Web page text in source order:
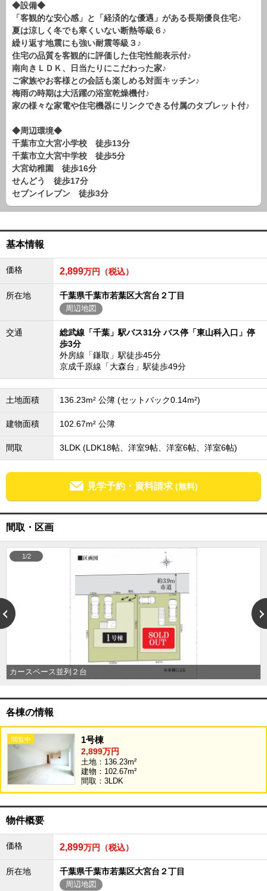
◆設備◆
「客観的な安心感」と「経済的な優遇」がある長期優良住宅♪
夏は涼しく冬でも寒くいない断熱等級６♪
繰り返す地震にも強い耐震等級３♪
住宅の品質を客観的に評価した住宅性能表示付♪
南向きＬＤＫ、日当たりにこだわった家♪
ご家族やお客様との会話も楽しめる対面キッチン♪
梅雨の時期は大活躍の浴室乾燥機付♪
家の様々な家電や住宅機器にリンクできる付属のタブレット付♪
◆周辺環境◆
千葉市立大宮小学校 徒歩13分
千葉市立大宮中学校 徒歩5分
大宮幼稚園 徒歩16分
せんどう 徒歩17分
セブンイレブン 徒歩3分
基本情報
価格 2,899万円（税込）
所在地 千葉県千葉市若葉区大宮台２丁目
周辺地図
交通
総武線「千葉」駅バス31分 バス停「東山科入口」停
歩3分
外房線「鎌取」駅徒歩45分
京成千原線「大森台」駅徒歩49分
土地面積 136.23m² 公簿 (セットバック0.14m²)
建物面積 102.67m² 公簿
間取 3LDK (LDK18帖、洋室9帖、洋室6帖、洋室6帖)
見学予約・資料請求 (無料)
間取・区画
カースペース並列２台
1/2
各棟の情報
1号棟
2,899万円
土地：136.23m²
建物：102.67m²
間取：3LDK
物件概要
価格 2,899万円（税込）
所在地 千葉県千葉市若葉区大宮台２丁目
周辺地図
プライバシーポリシー
物件検索
新築一戸建
エリアから探す
路線から探す
エリアから探す
路線から探す
マンション
エリアから探す
路線から探す
土 地
松戸･柏方面エリア
松戸･柏方面エリアの中古一戸建
松戸･柏方面エリアのマンション
松戸･柏方面エリアの土地
成田･銚子方面エリア
成田･銚子方面エリアの中古一戸建
成田･銚子方面エリアのマンション
四街道･佐倉･八千代方面エリア
四街道･佐倉･八千代方面エリアの新築一戸建
四街道･佐倉･八千代方面エリアの中古一戸建
四街道･佐倉･八千代方面エリアのマンション
四街道･佐倉･八千代方面エリアの土地
船橋･市川･浦安方面エリア
船橋･市川･浦安方面エリアの中古一戸建
船橋･市川･浦安方面エリアのマンション
船橋･市川･浦安方面エリアの土地
千葉市エリアの新築一戸建
千葉市エリアの中古一戸建
千葉市エリアのマンション
千葉市エリアの土地
外房エリアの中古一戸建
外房エリアのマンション
内房エリア
内房エリアの新築一戸建
内房エリアの中古一戸建
内房エリアのマンション
内房エリアの土地
東京全域エリア
東京全域エリアの新築一戸建
東京全域エリアの中古一戸建
東京全域エリアのマンション
東京全域エリアの土地
神奈川全域エリア
神奈川全域エリアの新築一戸建
神奈川全域エリアのマンション
神奈川全域エリアの土地